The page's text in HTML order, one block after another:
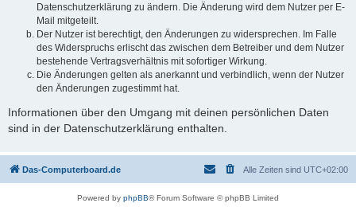
Datenschutzerklärung zu ändern. Die Änderung wird dem Nutzer per E-
Mail mitgeteilt.
Der Nutzer ist berechtigt, den Änderungen zu widersprechen. Im Falle
des Widerspruchs erlischt das zwischen dem Betreiber und dem Nutzer
bestehende Vertragsverhältnis mit sofortiger Wirkung.
Die Änderungen gelten als anerkannt und verbindlich, wenn der Nutzer
den Änderungen zugestimmt hat.
Informationen über den Umgang mit deinen persönlichen Daten
sind in der Datenschutzerklärung enthalten.
Das-Computerboard.de Alle Zeiten sind UTC+02:00
Powered by phpBB® Forum Software © phpBB Limited